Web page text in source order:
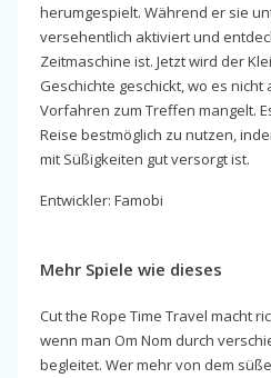
herumgespielt. Während er sie
versehentlich aktiviert und
Zeitmaschine ist. Jetzt wird der
Geschichte geschickt, wo es
Vorfahren zum Treffen mangelt.
Reise bestmöglich zu nutzen,
mit Süßigkeiten gut versorgt ist.
Entwickler: Famobi
Mehr Spiele wie dieses
Cut the Rope Time Travel macht
wenn man Om Nom durch
begleitet. Wer mehr von dem